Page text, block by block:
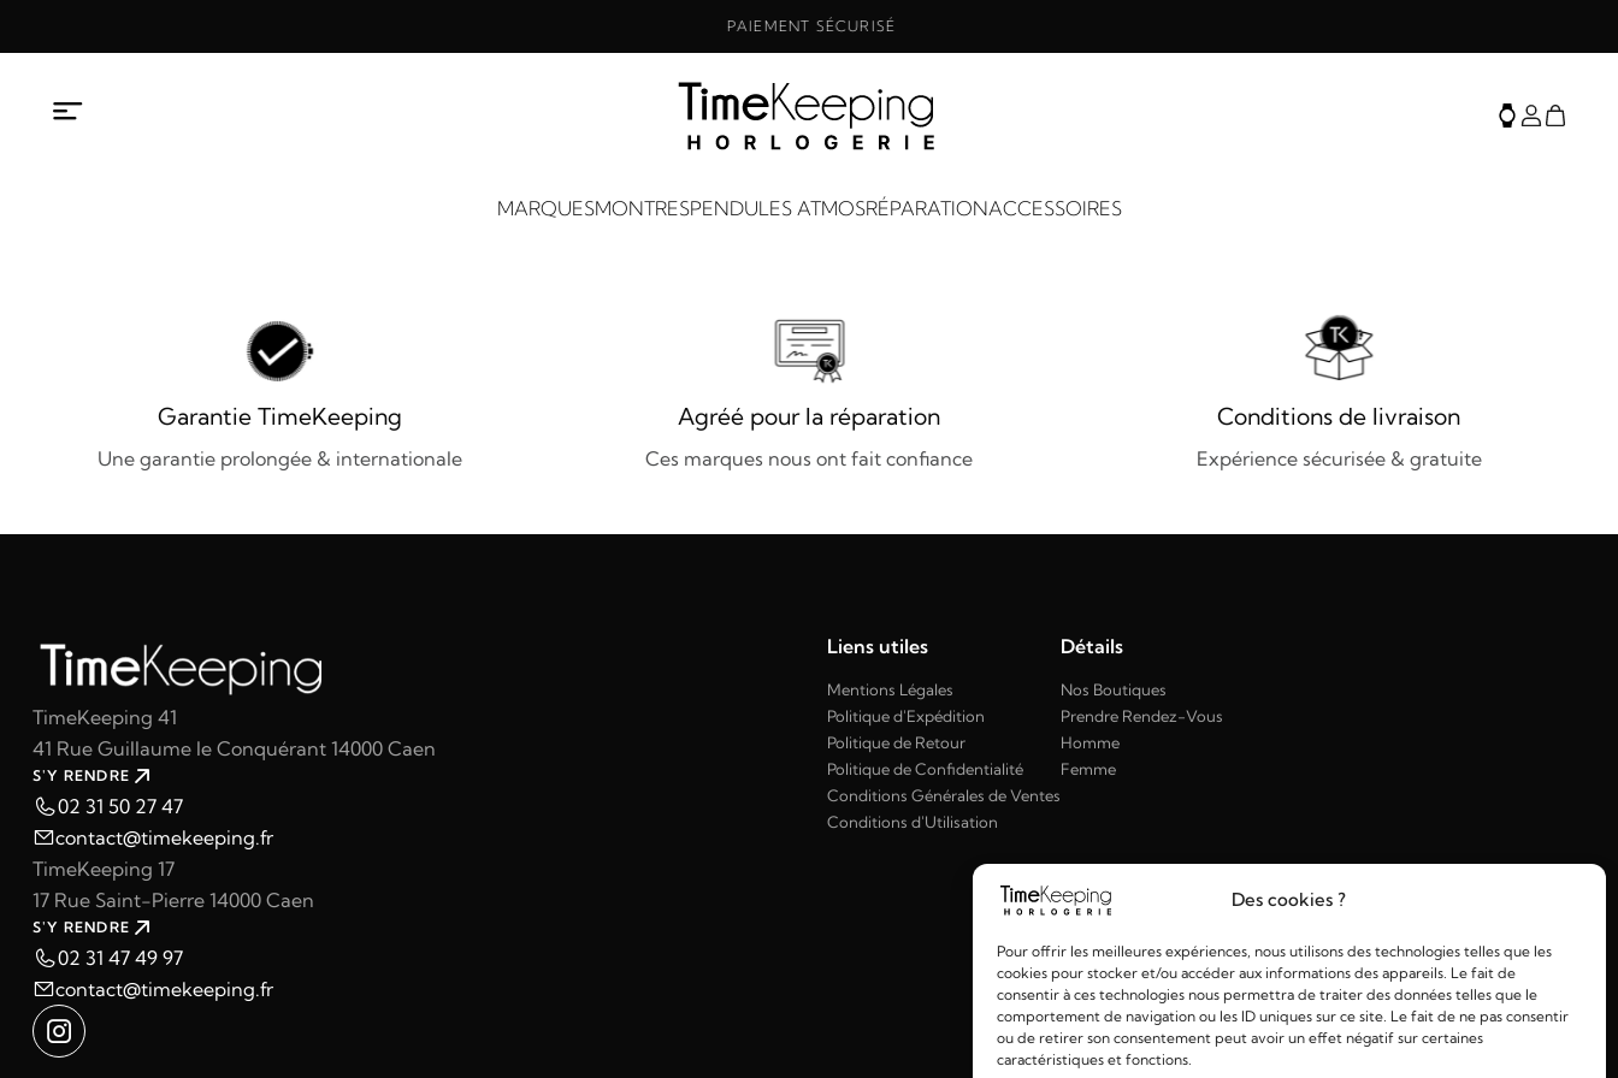
Des cookies ?
Pour offrir les meilleures expériences, nous utilisons des technologies telles que les
cookies pour stocker et/ou accéder aux informations des appareils. Le fait de
consentir à ces technologies nous permettra de traiter des données telles que le
comportement de navigation ou les ID uniques sur ce site. Le fait de ne pas consentir
ou de retirer son consentement peut avoir un effet négatif sur certaines
caractéristiques et fonctions.
PAIEMENT SÉCURISÉ
MARQUESMONTRESPENDULES ATMOSRÉPARATIONACCESSOIRES
Garantie TimeKeeping
Une garantie prolongée & internationale
Agréé pour la réparation
Ces marques nous ont fait confiance
Conditions de livraison
Expérience sécurisée & gratuite
TimeKeeping 41
41 Rue Guillaume le Conquérant 14000 Caen
S'Y RENDRE
02 31 50 27 47
contact@timekeeping.fr
TimeKeeping 17
17 Rue Saint-Pierre 14000 Caen
S'Y RENDRE
02 31 47 49 97
contact@timekeeping.fr
Liens utiles
Mentions Légales
Politique d'Expédition
Politique de Retour
Politique de Confidentialité
Conditions Générales de Ventes
Conditions d'Utilisation
Détails
Nos Boutiques
Prendre Rendez-Vous
Homme
Femme